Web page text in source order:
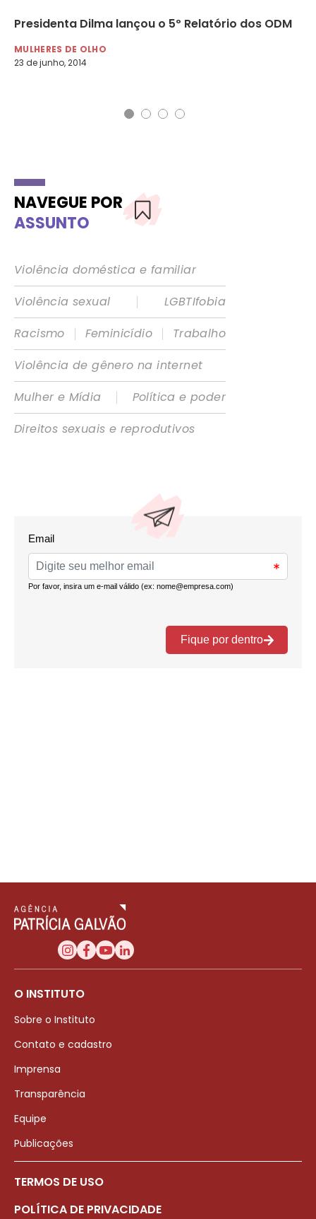
Presidenta Dilma lançou o 5º Relatório dos ODM
MULHERES DE OLHO
23 de junho, 2014
NAVEGUE POR
ASSUNTO
Violência doméstica e familiar
Violência sexual
|
LGBTIfobia
Racismo
| Feminicídio |
Trabalho
Violência de gênero na internet
Mulher e Mídia
|
Política e poder
Direitos sexuais e reprodutivos
O INSTITUTO
Sobre o Instituto
Contato e cadastro
Imprensa
Transparência
Equipe
Publicações
TERMOS DE USO
POLÍTICA DE PRIVACIDADE